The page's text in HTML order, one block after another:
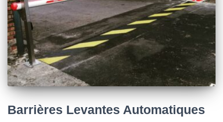
Barrières Levantes Automatiques